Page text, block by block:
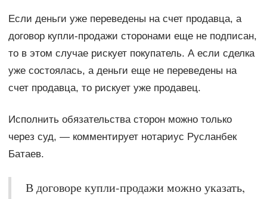
Если деньги уже переведены на счет продавца, а
договор купли-продажи сторонами еще не подписан,
то в этом случае рискует покупатель. А если сделка
уже состоялась, а деньги еще не переведены на
счет продавца, то рискует уже продавец.
Исполнить обязательства сторон можно только
через суд, — комментирует нотариус Русланбек
Батаев.
В договоре купли-продажи можно указать,